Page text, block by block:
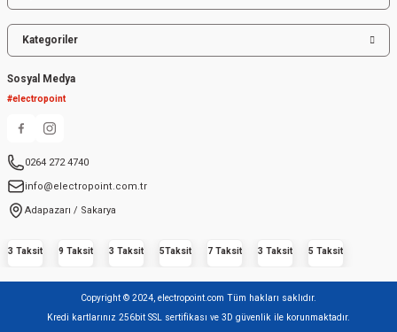
Kategoriler
Sosyal Medya
#electropoint
0264 272 4740
info@electropoint.com.tr
Adapazarı / Sakarya
3 Taksit 9 Taksit 3 Taksit 5Taksit 7 Taksit 3 Taksit 5 Taksit
Copyright © 2024, electropoint.com Tüm hakları saklıdır.
Kredi kartlarınız 256bit SSL sertifikası ve 3D güvenlik ile korunmaktadır.